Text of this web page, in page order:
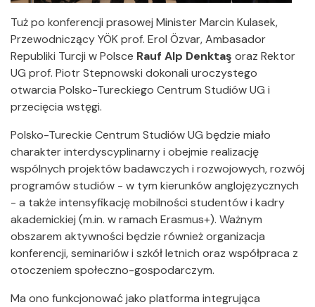
Tuż po konferencji prasowej Minister Marcin Kulasek,
Przewodniczący YÖK prof. Erol Özvar, Ambasador
Republiki Turcji w Polsce Rauf Alp Denktaş oraz Rektor
UG prof. Piotr Stepnowski dokonali uroczystego
otwarcia Polsko-Tureckiego Centrum Studiów UG i
przecięcia wstęgi.
Polsko-Tureckie Centrum Studiów UG będzie miało
charakter interdyscyplinarny i obejmie realizację
wspólnych projektów badawczych i rozwojowych, rozwój
programów studiów - w tym kierunków anglojęzycznych
- a także intensyfikację mobilności studentów i kadry
akademickiej (m.in. w ramach Erasmus+). Ważnym
obszarem aktywności będzie również organizacja
konferencji, seminariów i szkół letnich oraz współpraca z
otoczeniem społeczno-gospodarczym.
Ma ono funkcjonować jako platforma integrująca